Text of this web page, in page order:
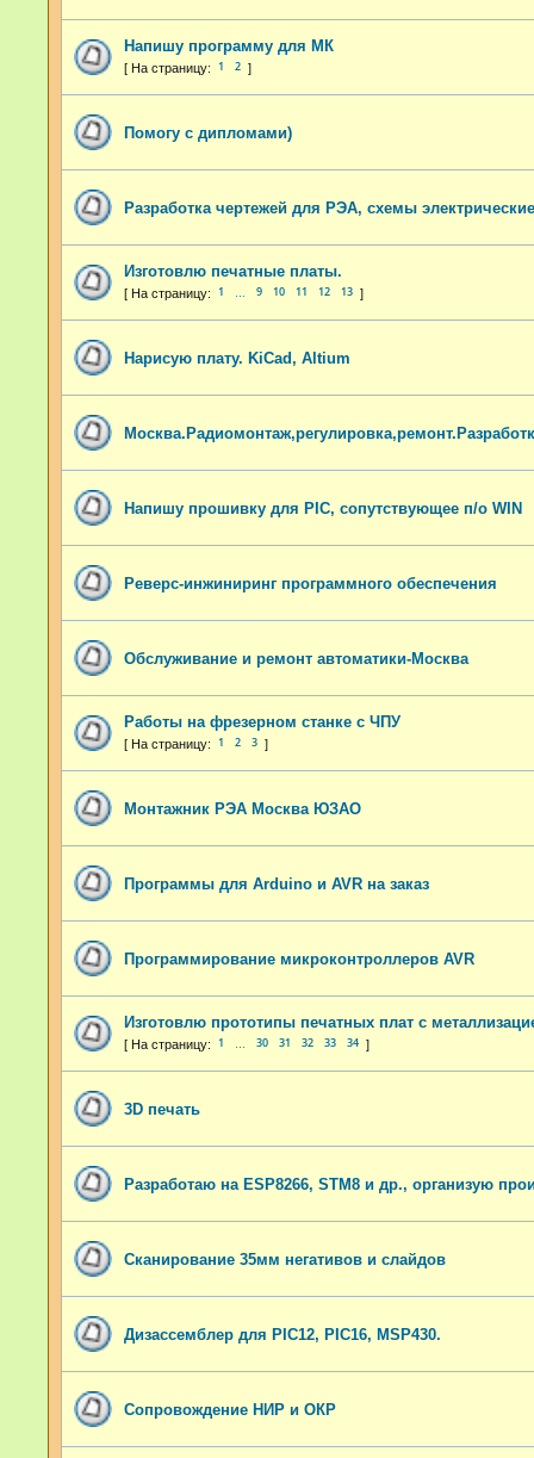
Напишу программу для МК
1 2
Помогу с дипломами)
Разработка чертежей для РЭА, схемы
Изготовлю печатные платы.
1 9 10 11 12 13
Нарисую плату. KiCad, Altium
Напишу прошивку для PIC, сопутствующее п/о WIN
Реверс-инжиниринг программного обеспечения
Обслуживание и ремонт автоматики-Москва
Работы на фрезерном станке с ЧПУ
1 2 3
Монтажник РЭА Москва ЮЗАО
Программы для Arduino и AVR на заказ
Программирование микроконтроллеров AVR
Изготовлю прототипы печатных плат с
1 30 31 32 33 34
3D печать
Разработаю на ESP8266, STM8 и др., организую
Сканирование 35мм негативов и слайдов
Дизассемблер для PIC12, PIC16, MSP430.
Сопровождение НИР и ОКР